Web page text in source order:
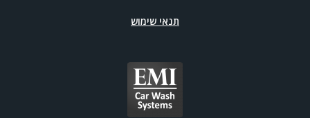
תנאי שימוש